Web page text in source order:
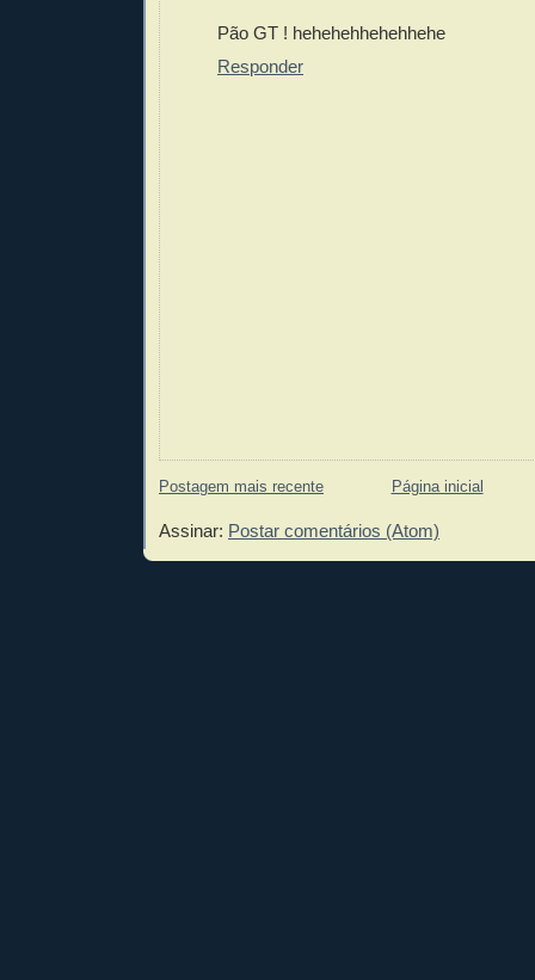
Pão GT ! hehehehhehehhehe
Responder
Postagem mais recente Página inicial
Assinar: Postar comentários (Atom)